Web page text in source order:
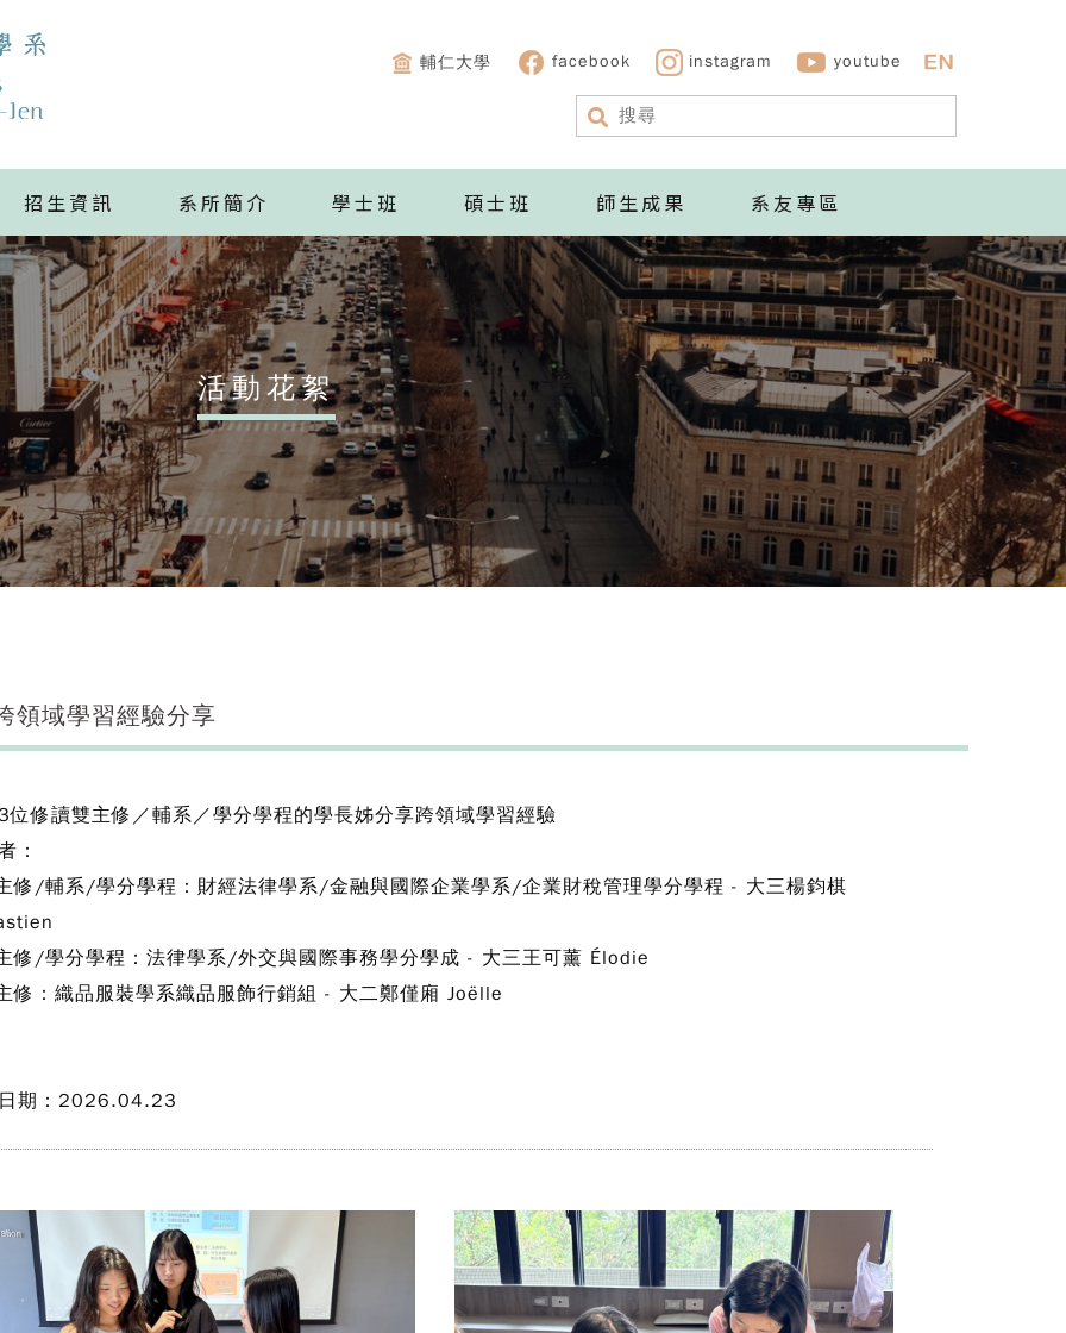
輔仁大學 facebook instagram youtube
招生資訊 系所簡介 學士班 碩士班 師生成果 系友專區
活動花絮
領域學習經驗分享
位修讀雙主修／輔系／學分學程的學長姊分享跨領域學習經驗
：
修/輔系/學分學程：財經法律學系/金融與國際企業學系/企業財稅管理學分學程 - 大三楊鈞棋
修/學分學程：法律學系/外交與國際事務學分學成 - 大三王可薰 Élodie
修：織品服裝學系織品服飾行銷組 - 大二鄭僅廂 Joëlle
期：2026.04.23